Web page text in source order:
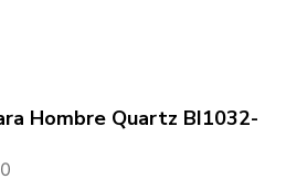
Hombre Quartz BI1032-